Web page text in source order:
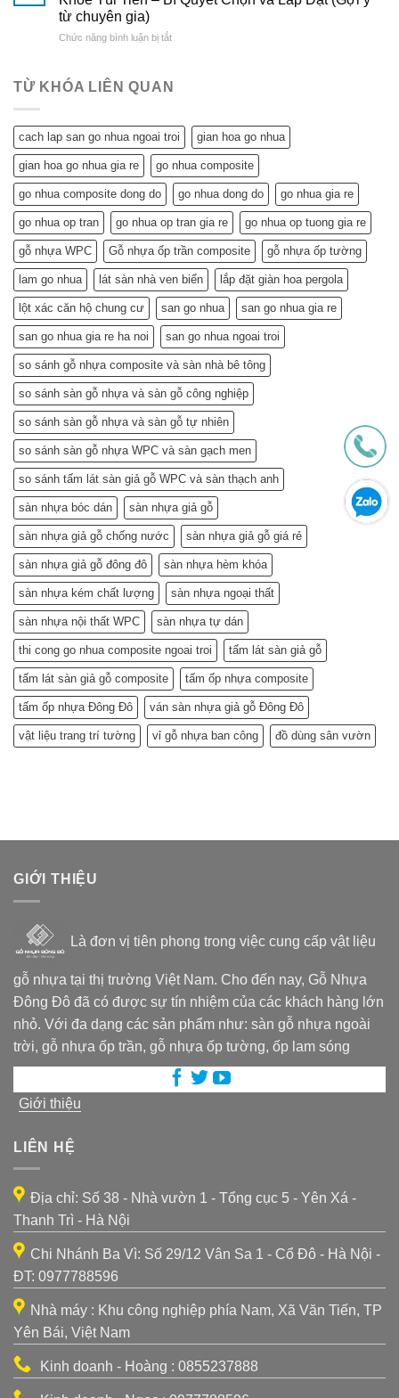
Nhựa
Hảo
So
Tiết
Tuyệt
Trần
Lại
Nhà
Tuổi
Về
Hưu:
Không
Chỉ
Tiết
Kiệm
Mà
Còn…
An
Tâm
Sống
Khỏe
từ chuyên gia)
Chức năng bình luận bị tắtở
Tiết
Tuổi
Về
Hưu:
Nhà,
Khỏe
Túi
Tiền
–
Bí
Quyết
Chọn
và
Lắp
Đặt
(Gợi
ý
từ
chuyên
gia)
TỪ KHÓA LIÊN QUAN
cach lap san go nhua ngoai troi gian hoa go nhua
gian hoa go nhua gia re go nhua composite
go nhua composite dong do go nhua dong do go nhua gia re
go nhua op tran go nhua op tran gia re go nhua op tuong gia re
gỗ nhựa WPC Gỗ nhựa ốp trần composite gỗ nhựa ốp tường
lam go nhua lát sàn nhà ven biển lắp đặt giàn hoa pergola
lột xác căn hộ chung cư san go nhua san go nhua gia re
san go nhua gia re ha noi san go nhua ngoai troi
so sánh gỗ nhựa composite và sàn nhà bê tông
so sánh sàn gỗ nhựa và sàn gỗ công nghiệp
so sánh sàn gỗ nhựa và sàn gỗ tự nhiên
so sánh sàn gỗ nhựa WPC và sàn gạch men
so sánh tấm lát sàn giả gỗ WPC và sàn thạch anh
sàn nhựa bóc dán sàn nhựa giả gỗ
sàn nhựa giả gỗ chống nước sàn nhựa giả gỗ giá rẻ
sàn nhựa giả gỗ đông đô sàn nhựa hèm khóa
sàn nhựa kém chất lượng sàn nhựa ngoại thất
sàn nhựa nội thất WPC sàn nhựa tự dán
thi cong go nhua composite ngoai troi tấm lát sàn giả gỗ
tấm lát sàn giả gỗ composite tấm ốp nhựa composite
tấm ốp nhựa Đông Đô ván sàn nhựa giả gỗ Đông Đô
vật liệu trang trí tường vỉ gỗ nhựa ban công đồ dùng sân vườn
GIỚI THIỆU
Là đơn vị tiên phong trong việc cung cấp vật liệu
gỗ nhựa tại thị trường Việt Nam. Cho đến nay, Gỗ Nhựa
Đông Đô đã có được sự tín nhiệm của các khách hàng lớn
nhỏ. Với đa dạng các sản phẩm như: sàn gỗ nhựa ngoài
trời, gỗ nhựa ốp trần, gỗ nhựa ốp tường, ốp lam sóng
Giới thiệu
LIÊN HỆ
Địa chỉ: Số 38 - Nhà vườn 1 - Tổng cục 5 - Yên Xá -
Thanh Trì - Hà Nội
Chi Nhánh Ba Vì: Số 29/12 Vân Sa 1 - Cổ Đô - Hà Nội -
ĐT: 0977788596
Nhà máy : Khu công nghiệp phía Nam, Xã Văn Tiến, TP
Yên Bái, Việt Nam
Kinh doanh - Hoàng : 0855237888